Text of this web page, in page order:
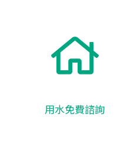
用水免費諮詢